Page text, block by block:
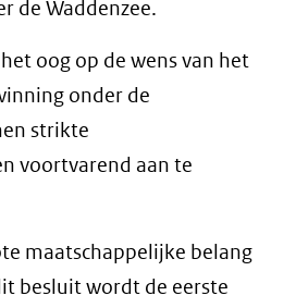
de Waddenzee.
oog op de wens van het
onder de
strikte
voortvarend aan te
maatschappelijke belang
besluit wordt de eerste